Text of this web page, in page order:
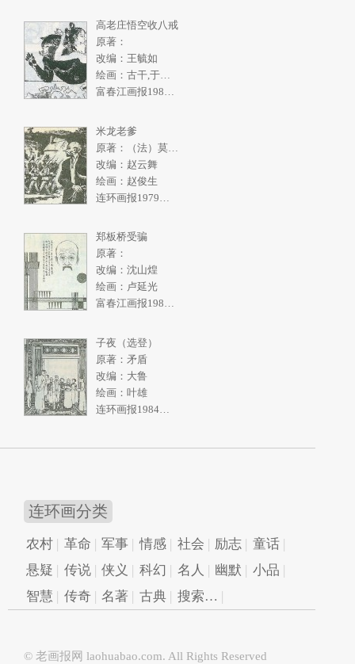
高老庄悟空收八戒
原著：
改编：王毓如
绘画：古干,于绍文
富春江画报1982年2期
米龙老爹
改编：赵云舞
绘画：赵俊生
郑板桥受骗
原著：
改编：沈山煌
绘画：卢延光
富春江画报1986年3期
子夜（选登）
原著：矛盾
改编：大鲁
绘画：叶雄
连环画分类
农村 革命 军事 情感 社会 励志
童话
悬疑
传说 侠义 科幻 名人 幽默
小品
智慧
传奇 名著 古典 搜索…
© 老画报网 laohuabao.com. All Rights Reserved